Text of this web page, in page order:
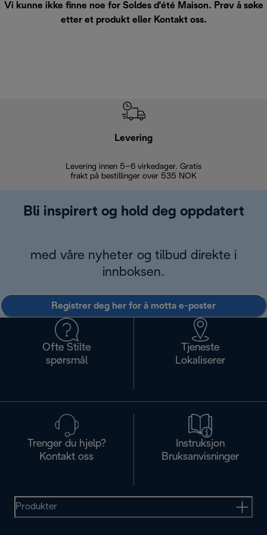
Vi kunne ikke finne noe for Soldes d'été Maison. Prøv å søke
etter et produkt eller Kontakt oss.
Levering
Levering innen 5–6 virkedager. Gratis
frakt på bestillinger over 535 NOK
Bli inspirert og hold deg oppdatert
med våre nyheter og tilbud direkte i
innboksen.
Registrer deg her for å motta e-poster
Ofte Stilte
spørsmål
Tjeneste
Lokaliserer
Trenger du hjelp?
Kontakt oss
Instruksjon
Bruksanvisninger
Produkter